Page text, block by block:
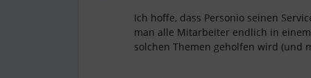
Ich hoffe, dass Personio seinen
man alle Mitarbeiter endlich in
solchen Themen geholfen wird (und